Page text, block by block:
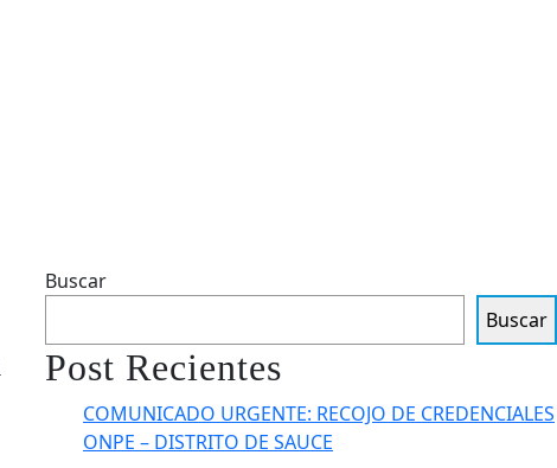
Buscar
Buscar
Post Recientes
COMUNICADO URGENTE: RECOJO DE CREDENCIALES
ONPE – DISTRITO DE SAUCE